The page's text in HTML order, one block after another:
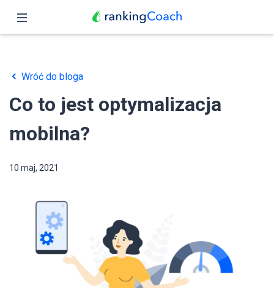
Funkcje
Ceny
Partnerzy
Blog
Polski
Wróć do bloga
Co to jest optymalizacja
mobilna?
10 maj, 2021